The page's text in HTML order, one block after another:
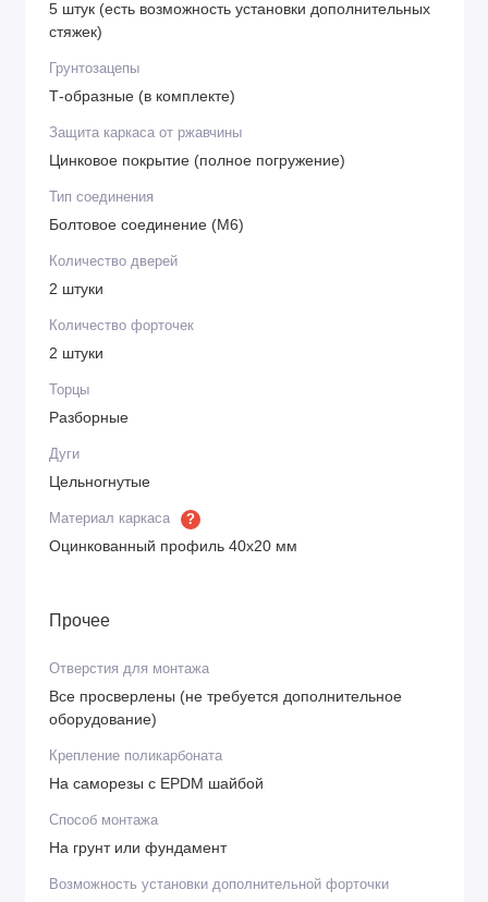
5 штук (есть возможность установки дополнительных
стяжек)
Грунтозацепы
Т-образные (в комплекте)
Защита каркаса от ржавчины
Цинковое покрытие (полное погружение)
Тип соединения
Болтовое соединение (М6)
Количество дверей
2 штуки
Количество форточек
2 штуки
Торцы
Разборные
Дуги
Цельногнутые
Материал каркаса
?
Оцинкованный профиль 40х20 мм
Прочее
Отверстия для монтажа
Все просверлены (не требуется дополнительное
оборудование)
Крепление поликарбоната
На саморезы с EPDM шайбой
Способ монтажа
На грунт или фундамент
Возможность установки дополнительной форточки